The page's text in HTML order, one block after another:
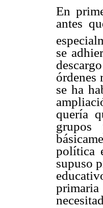
En
antes
se
órdenes
se ha
quería
grupos
política
supuso